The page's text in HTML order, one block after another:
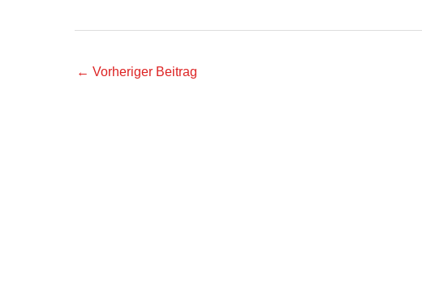
← Vorheriger Beitrag